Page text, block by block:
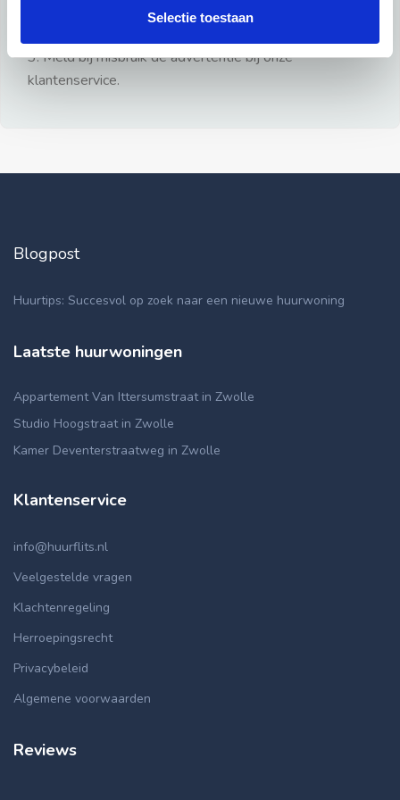
Selectie toestaan
3: Meld bij misbruik de advertentie bij onze
klantenservice.
Blogpost
Huurtips: Succesvol op zoek naar een nieuwe huurwoning
Laatste huurwoningen
Appartement Van Ittersumstraat in Zwolle
Studio Hoogstraat in Zwolle
Kamer Deventerstraatweg in Zwolle
Klantenservice
info@huurflits.nl
Veelgestelde vragen
Klachtenregeling
Herroepingsrecht
Privacybeleid
Algemene voorwaarden
Reviews